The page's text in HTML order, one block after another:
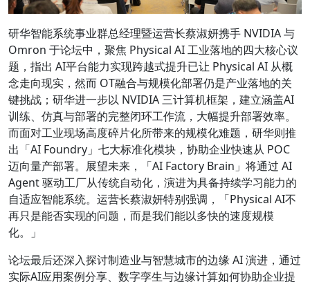
研华智能系统事业群总经理暨运营长蔡淑妍携手 NVIDIA 与
Omron 于论坛中，聚焦 Physical AI 工业落地的四大核心议
题，指出 AI平台能力实现跨越式提升已让 Physical AI 从概
念走向现实，然而 OT融合与规模化部署仍是产业落地的关
键挑战；研华进一步以 NVIDIA 三计算机框架，建立涵盖AI
训练、仿真与部署的完整闭环工作流，大幅提升部署效率。
而面对工业现场高度碎片化所带来的规模化难题，研华则推
出「AI Foundry」七大标准化模块，协助企业快速从 POC
迈向量产部署。展望未来，「AI Factory Brain」将通过 AI
Agent 驱动工厂从传统自动化，演进为具备持续学习能力的
自适应智能系统。运营长蔡淑妍特别强调，「Physical AI不
再只是能否实现的问题，而是我们能以多快的速度规模
化。」
论坛最后还深入探讨制造业与智慧城市的边缘 AI 演进，通过
实际AI应用案例分享、数字孪生与边缘计算如何协助企业提